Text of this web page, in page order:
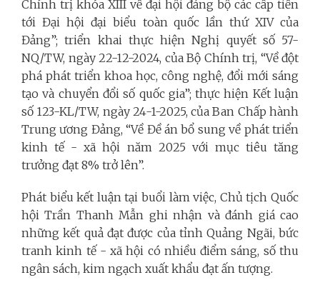
Chính trị khóa XIII về đại hội đảng bộ các cấp tiến
tới Đại hội đại biểu toàn quốc lần thứ XIV của
Đảng”; triển khai thực hiện Nghị quyết số 57-
NQ/TW, ngày 22-12-2024, của Bộ Chính trị, “Về đột
phá phát triển khoa học, công nghệ, đổi mới sáng
tạo và chuyển đổi số quốc gia”; thực hiện Kết luận
số 123-KL/TW, ngày 24-1-2025, của Ban Chấp hành
Trung ương Đảng, “Về Đề án bổ sung về phát triển
kinh tế - xã hội năm 2025 với mục tiêu tăng
trưởng đạt 8% trở lên”.
Phát biểu kết luận tại buổi làm việc, Chủ tịch Quốc
hội Trần Thanh Mẫn ghi nhận và đánh giá cao
những kết quả đạt được của tỉnh Quảng Ngãi, bức
tranh kinh tế - xã hội có nhiều điểm sáng, số thu
ngân sách, kim ngạch xuất khẩu đạt ấn tượng.